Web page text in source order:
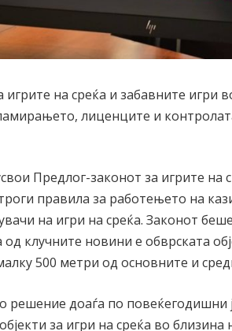
на среќа и забавните игри
лиценците и
Предлог-законот за игрите на
правила за работењето на
на игри на среќа. Законот беше
од клучните новини е обврската
500 метри од основните и
решение доаѓа по повеќегодишни
за игри на среќа во близина